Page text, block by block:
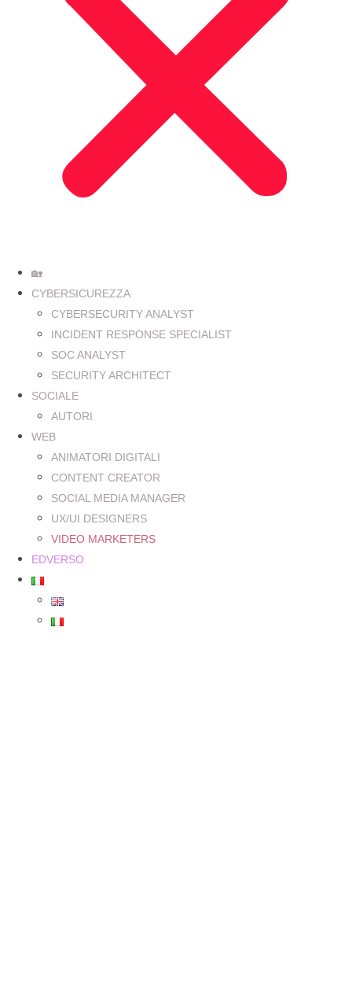
🏡
CYBERSICUREZZA
CYBERSECURITY ANALYST
INCIDENT RESPONSE SPECIALIST
SOC ANALYST
SECURITY ARCHITECT
SOCIALE
AUTORI
WEB
ANIMATORI DIGITALI
CONTENT CREATOR
SOCIAL MEDIA MANAGER
UX/UI DESIGNERS
VIDEO MARKETERS
EDVERSO